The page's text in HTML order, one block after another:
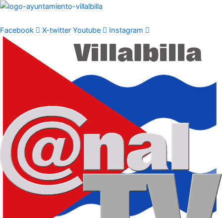
Ir
contenido
Facebook X-twitter Youtube Instagram